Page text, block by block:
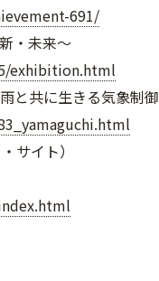
691/
・未来～
exhibition.html
と共に生きる気象制御
サイト）